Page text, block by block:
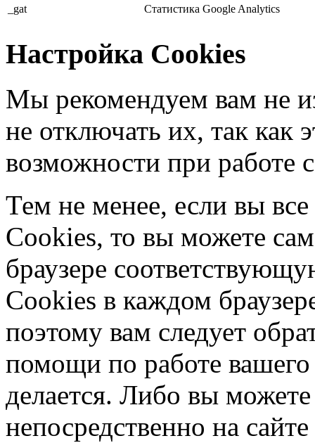
_gat Статистика Google Analytics
Настройка Cookies
Мы рекомендуем вам не
не отключать их, так как
возможности при работе
Тем не менее, если вы
Cookies, то вы можете
браузере
Cookies в каждом
поэтому вам следует
помощи по работе вашего
делается. Либо вы
непосредственно на